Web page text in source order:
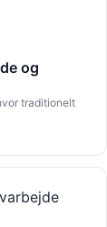
og
traditionelt